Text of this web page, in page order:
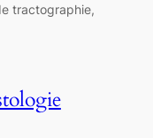
tractographie,